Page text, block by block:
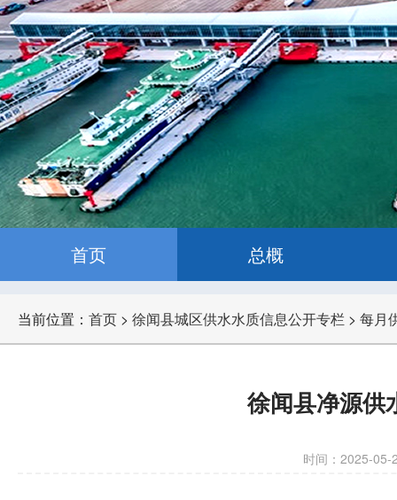
首页 总概
当前位置： 首页 > 徐闻县城区供水水质信息公开专栏 > 每月
徐闻县净源供
时间：2025-05-